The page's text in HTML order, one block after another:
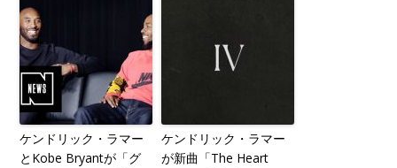
ケンドリック・ラマー
とKobe Bryantが「グ
ケンドリック・ラマー
が新曲「The Heart